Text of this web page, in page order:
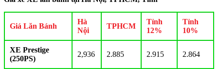
Giá Lăn Bánh
Hà
Nội
TPHCM
Tỉnh
12%
Tỉnh
10%
XE Prestige
(250PS)
2,936 2.885 2.915 2.864